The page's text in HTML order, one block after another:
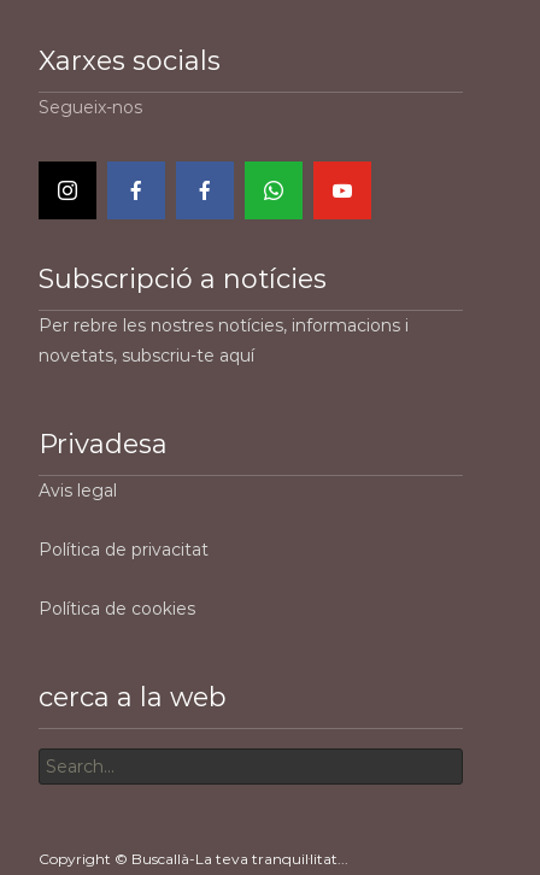
Xarxes socials
Segueix-nos
Subscripció a notícies
Per rebre les nostres notícies, informacions i
novetats, subscriu-te aquí
Privadesa
Avis legal
Política de privacitat
Política de cookies
cerca a la web
for:
Copyright © Buscallà-La teva tranquil·litat...